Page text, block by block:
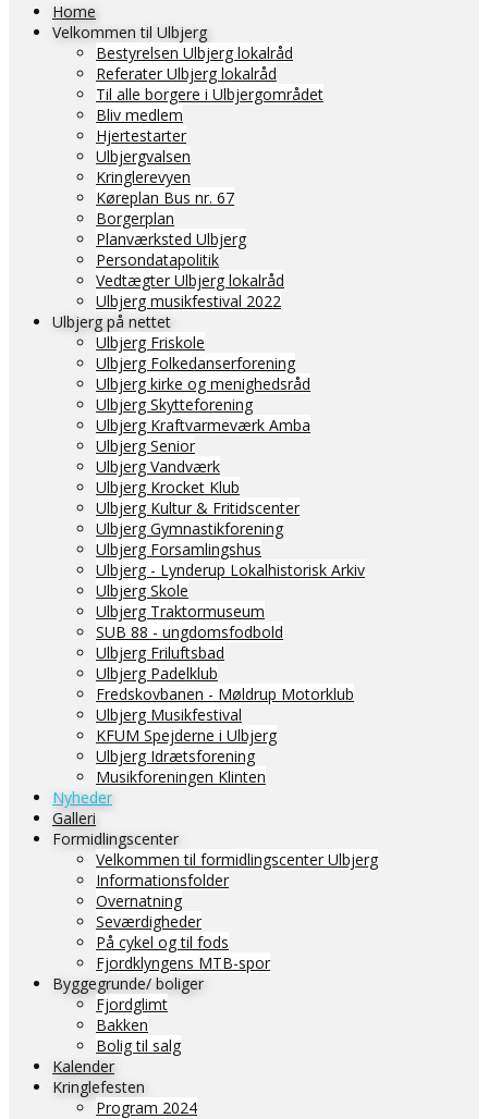
Home
Velkommen til Ulbjerg
Bestyrelsen Ulbjerg lokalråd
Referater Ulbjerg lokalråd
Til alle borgere i Ulbjergområdet
Bliv medlem
Hjertestarter
Ulbjergvalsen
Kringlerevyen
Køreplan Bus nr. 67
Borgerplan
Planværksted Ulbjerg
Persondatapolitik
Vedtægter Ulbjerg lokalråd
Ulbjerg musikfestival 2022
Ulbjerg på nettet
Ulbjerg Friskole
Ulbjerg Folkedanserforening
Ulbjerg kirke og menighedsråd
Ulbjerg Skytteforening
Ulbjerg Kraftvarmeværk Amba
Ulbjerg Senior
Ulbjerg Vandværk
Ulbjerg Krocket Klub
Ulbjerg Kultur & Fritidscenter
Ulbjerg Gymnastikforening
Ulbjerg Forsamlingshus
Ulbjerg - Lynderup Lokalhistorisk Arkiv
Ulbjerg Skole
Ulbjerg Traktormuseum
SUB 88 - ungdomsfodbold
Ulbjerg Friluftsbad
Ulbjerg Padelklub
Fredskovbanen - Møldrup Motorklub
Ulbjerg Musikfestival
KFUM Spejderne i Ulbjerg
Ulbjerg Idrætsforening
Musikforeningen Klinten
Nyheder
Galleri
Formidlingscenter
Velkommen til formidlingscenter Ulbjerg
Informationsfolder
Overnatning
Seværdigheder
På cykel og til fods
Fjordklyngens MTB-spor
Byggegrunde/ boliger
Fjordglimt
Bakken
Bolig til salg
Kalender
Kringlefesten
Program 2024